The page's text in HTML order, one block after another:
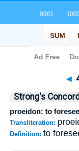
◄
Strong's
proeidon: to foresee
Transliteration:
Definition: to